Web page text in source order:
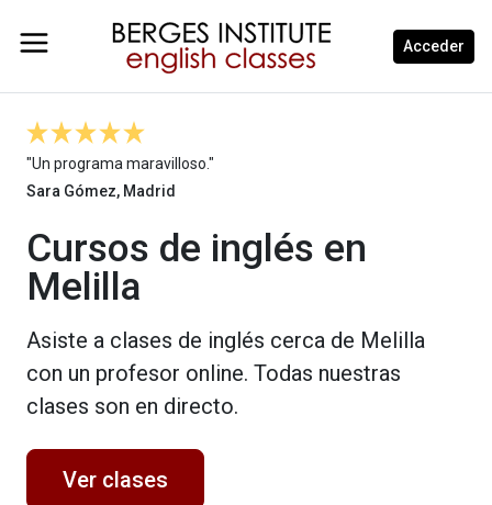
Acceder
"Un programa maravilloso."
Sara Gómez, Madrid
Cursos de inglés en
Melilla
Asiste a clases de inglés cerca de Melilla
con un profesor online. Todas nuestras
clases son en directo.
Ver clases